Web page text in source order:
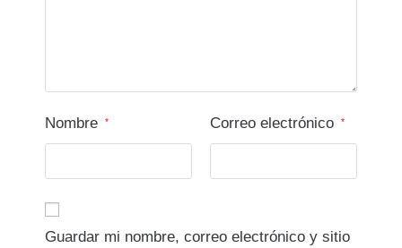
Nombre * Correo electrónico *
Guardar mi nombre, correo electrónico y sitio